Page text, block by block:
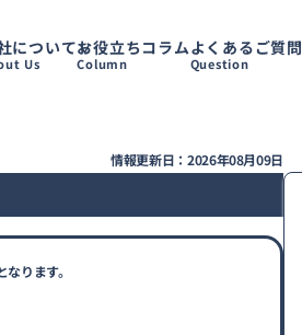
について
Us
お役立ちコラム
Column
よくあるご質問
Question
情報更新日：2026年08月09日
ります。